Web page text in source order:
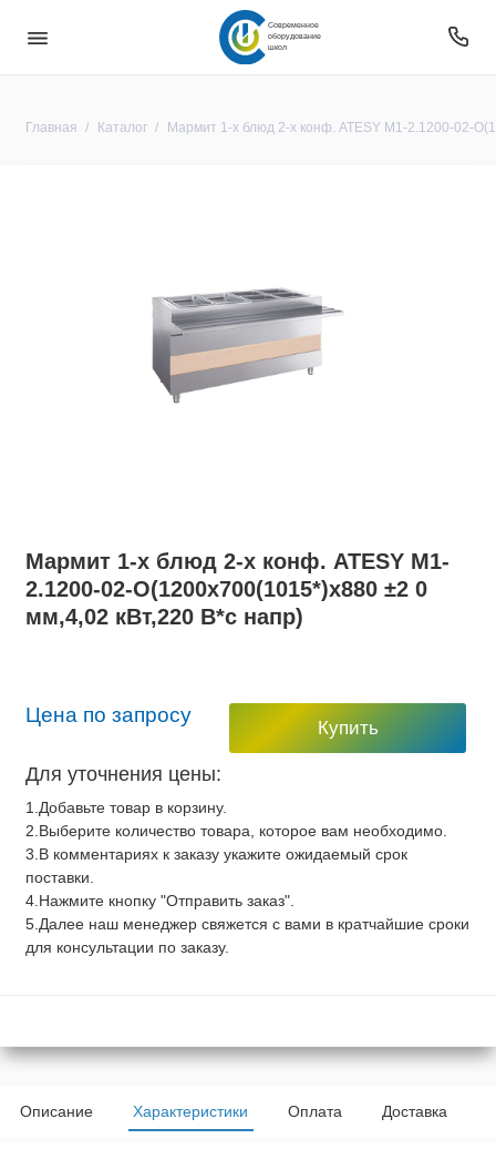
Современное
оборудование
школ
Главная Каталог Мармит 1-х блюд 2-х конф. ATESY М1-2.1200-02-
Мармит 1-х блюд 2-х конф. ATESY М1-
2.1200-02-О(1200х700(1015*)х880 ±2 0
мм,4,02 кВт,220 В*с напр)
Цена по запросу
Купить
Для уточнения цены:
1.Добавьте товар в корзину.
2.Выберите количество товара, которое вам необходимо.
3.В комментариях к заказу укажите ожидаемый срок
поставки.
4.Нажмите кнопку "Отправить заказ".
5.Далее наш менеджер свяжется с вами в кратчайшие сроки
для консультации по заказу.
Описание Характеристики Оплата Доставка